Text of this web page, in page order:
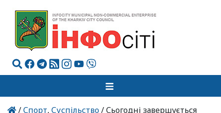
/Спорт,Суспільство/ Сьогодні завершується